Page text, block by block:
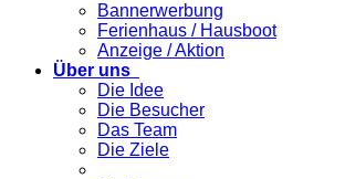
Bannerwerbung
Ferienhaus / Hausboot
Anzeige / Aktion
Über uns
Die Idee
Die Besucher
Das Team
Die Ziele